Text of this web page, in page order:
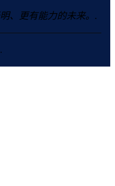
、更有能力的未来。.